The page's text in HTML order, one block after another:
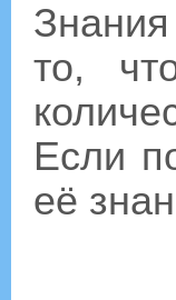
то,
Если
её